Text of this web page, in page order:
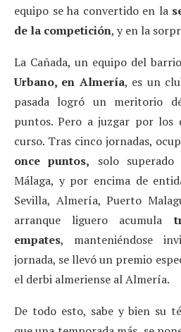
equipo se ha convertido en la
de la competición, y en la
La Cañada, un equipo del
Urbano, en Almería, es un
pasada logró un meritorio
puntos. Pero a juzgar por los
curso. Tras cinco jornadas,
once puntos, solo
Málaga, y por encima de
Sevilla, Almería, Puerto
arranque liguero acumula
empates, manteniéndose
jornada, se llevó un premio
el derbi almeriense al Almería.
De todo esto, sabe y bien su